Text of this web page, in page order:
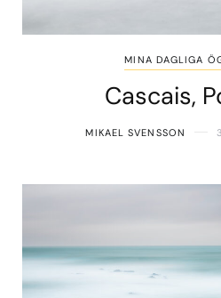
MINA DAGLIGA
Cascais,
MIKAEL SVENSSON